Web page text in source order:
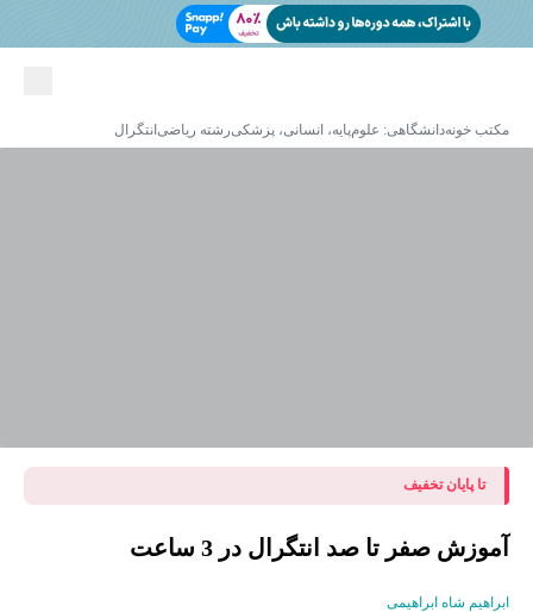
مکتب خونهدانشگاهی: علوم‌پایه، انسانی، پزشکیرشته ریاضی انتگرال
تا پایان تخفیف
آموزش صفر تا صد انتگرال در 3 ساعت
ابراهیم شاه ابراهیمی